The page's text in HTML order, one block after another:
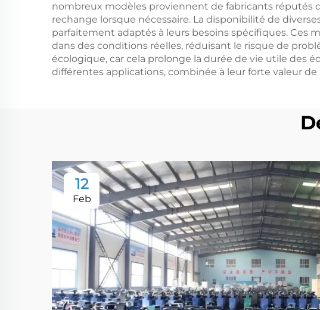
nombreux modèles proviennent de fabricants réputés
rechange lorsque nécessaire. La disponibilité de
parfaitement adaptés à leurs besoins spécifiques.
dans des conditions réelles, réduisant le risque de
écologique, car cela prolonge la durée de vie utile des
différentes applications, combinée à leur forte valeur
12
Feb